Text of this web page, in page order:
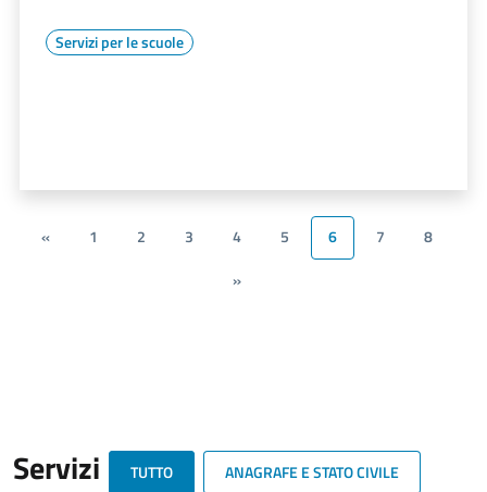
Servizi per le scuole
« 1 2 3 4 5 6 7
8
»
Servizi TUTTO
ANAGRAFE E STATO CIVILE